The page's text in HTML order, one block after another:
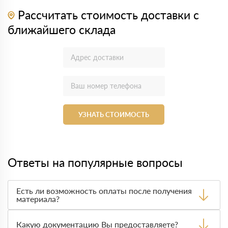
Рассчитать стоимость доставки с
ближайшего склада
УЗНАТЬ СТОИМОСТЬ
Ответы на популярные вопросы
Есть ли возможность оплаты после получения
материала?
оплата по факту получения товара. При этом, если
Какую документацию Вы предоставляете?